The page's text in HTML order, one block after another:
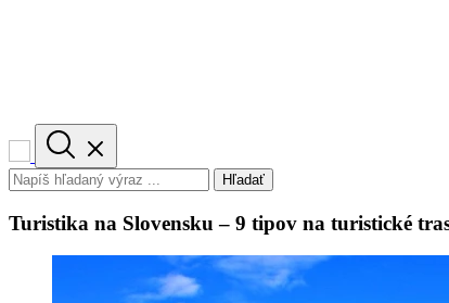
Hľadať
Turistika na Slovensku – 9 tipov na turistické